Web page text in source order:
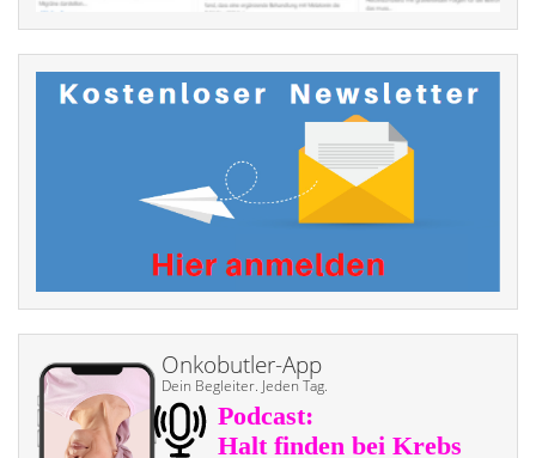
Onkobutler-App
Dein Begleiter. Jeden Tag.